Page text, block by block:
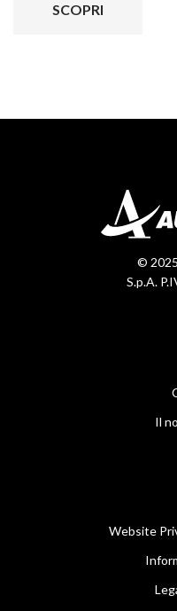
SCOPRI
©
S.p.A.
Il
Website